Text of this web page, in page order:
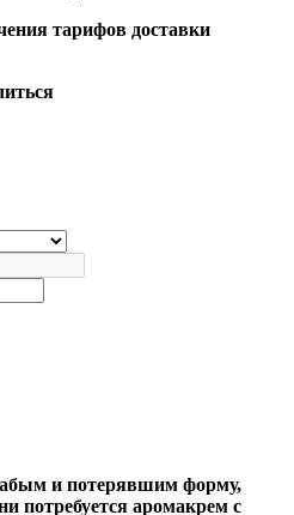
тарифов доставки
и потерявшим форму,
потребуется аромакрем с